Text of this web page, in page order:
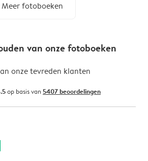
Meer fotoboeken
van onze fotoboeken
onze tevreden klanten
op basis van 5407 beoordelingen